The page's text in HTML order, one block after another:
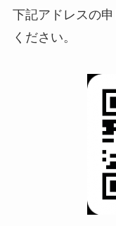
下記アドレスの
ください。